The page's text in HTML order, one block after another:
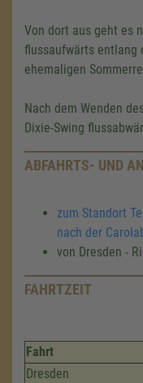
Von dort aus geht es
flussaufwärts entlang
ehemaligen
Nach dem Wenden
Dixie-Swing
ABFAHRTS- UND
zum Standort
nach der
von Dresden -
FAHRTZEIT
Fahrt
Dresden